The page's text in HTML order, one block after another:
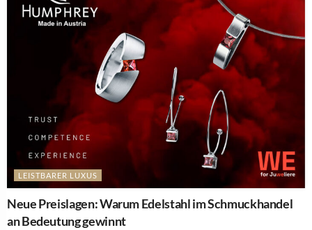
LEISTBARER LUXUS
Neue Preislagen: Warum Edelstahl im Schmuckhandel
an Bedeutung gewinnt